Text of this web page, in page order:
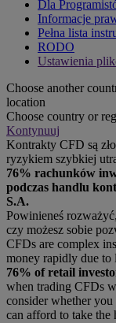
Dla
Informacje
Pełna lista
RODO
Ustawienia
Choose another
location
Choose country or
Kontynuuj
Kontrakty CFD są
ryzykiem szybkiej
76% rachunków
podczas handlu
S.A.
Powinieneś
czy możesz sobie
CFDs are complex
money rapidly due to
76% of retail
when trading CFDs
consider whether
can afford to take